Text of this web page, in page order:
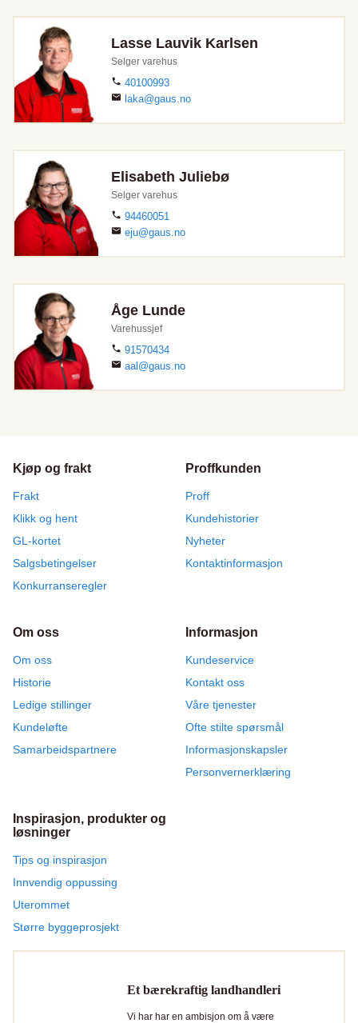
Lasse Lauvik Karlsen
Selger varehus
40100993
laka@gaus.no
Elisabeth Juliebø
Selger varehus
94460051
eju@gaus.no
Åge Lunde
Varehussjef
91570434
aal@gaus.no
Kjøp og frakt
Frakt
Klikk og hent
GL-kortet
Salgsbetingelser
Konkurranseregler
Proffkunden
Proff
Kundehistorier
Nyheter
Kontaktinformasjon
Om oss
Om oss
Historie
Ledige stillinger
Kundeløfte
Samarbeidspartnere
Informasjon
Kundeservice
Kontakt oss
Våre tjenester
Ofte stilte spørsmål
Informasjonskapsler
Personvernerklæring
Inspirasjon, produkter og
løsninger
Tips og inspirasjon
Innvendig oppussing
Uterommet
Større byggeprosjekt
Et bærekraftig landhandleri
Vi har har en ambisjon om å være